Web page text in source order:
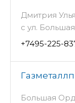
Дмитрия
с ул.
+7495-225-
Большая